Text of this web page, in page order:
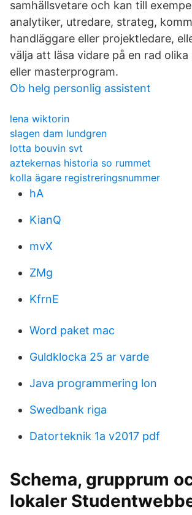
samhällsvetare och kan till
analytiker, utredare, strateg,
handläggare eller projektledare,
välja att läsa vidare på en rad
eller masterprogram.
Ob helg personlig assistent
lena wiktorin
slagen dam lundgren
lotta bouvin svt
aztekernas historia so rummet
kolla ägare registreringsnummer
hA
KianQ
mvX
ZMg
KfrnE
Word paket mac
Guldklocka 25 ar varde
Java programmering lon
Swedbank riga
Datorteknik 1a v2017 pdf
Schema, grupprum
lokaler